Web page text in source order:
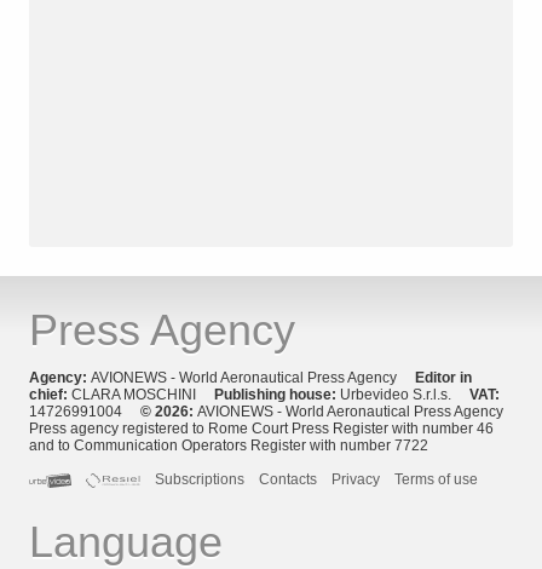
Press Agency
Agency: AVIONEWS - World Aeronautical Press Agency
Editor in
chief: CLARA MOSCHINI Publishing house: Urbevideo S.r.l.s. VAT:
14726991004 © 2026: AVIONEWS - World Aeronautical Press Agency
Press agency registered to Rome Court Press Register with number 46
and to Communication Operators Register with number 7722
Subscriptions
Contacts Privacy Terms of use
Language